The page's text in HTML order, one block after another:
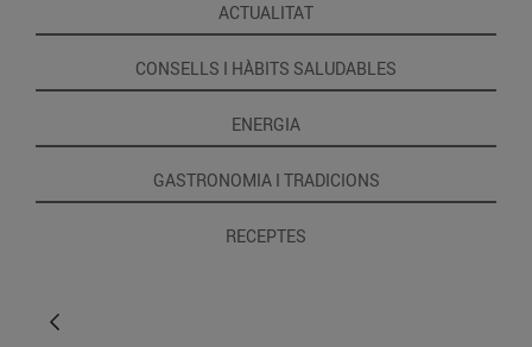
ACTUALITAT
CONSELLS I HÀBITS SALUDABLES
ENERGIA
GASTRONOMIA I TRADICIONS
RECEPTES